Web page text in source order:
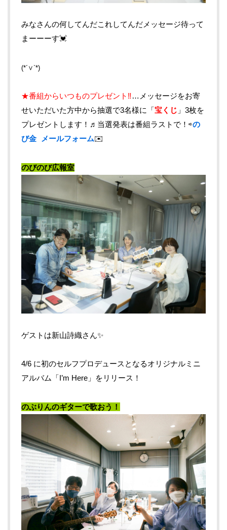
みなさんの何してんだこれしてんだメッセージ待って
まーーーす💓
(*´∨`*)
★番組からいつものプレゼント‼︎…メッセージをお寄
せいただいた方中から抽選で3名様に「宝くじ 」3枚を
プレゼントします！♬当選発表は番組ラストで！⇨の
び金 メールフォーム✉️
のびのび広報室
ゲストは新山詩織さん✨
4/6 に初のセルフプロデュースとなるオリジナルミニ
アルバム「I’m Here」をリリース！
のぶりんのギターで歌おう！